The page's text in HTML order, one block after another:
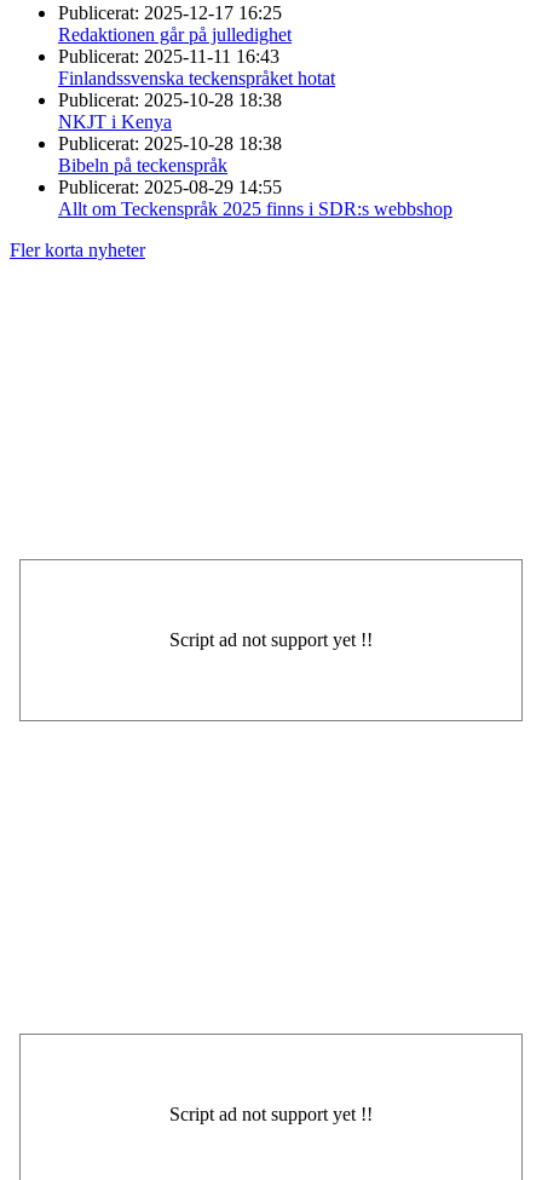
Publicerat: 2025-12-17 16:25
Redaktionen går på julledighet
Publicerat: 2025-11-11 16:43
Finlandssvenska teckenspråket hotat
Publicerat: 2025-10-28 18:38
NKJT i Kenya
Publicerat: 2025-10-28 18:38
Bibeln på teckenspråk
Publicerat: 2025-08-29 14:55
Allt om Teckenspråk 2025 finns i SDR:s webbshop
Fler korta nyheter